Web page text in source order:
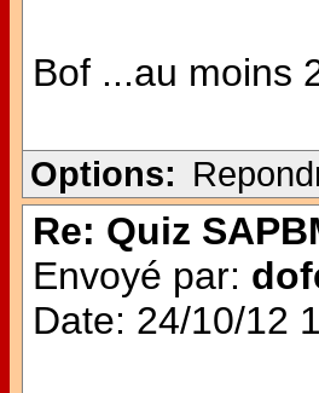
Bof ...au moins
Options:
Re: Quiz
Envoyé par:
Date: 24/10/12